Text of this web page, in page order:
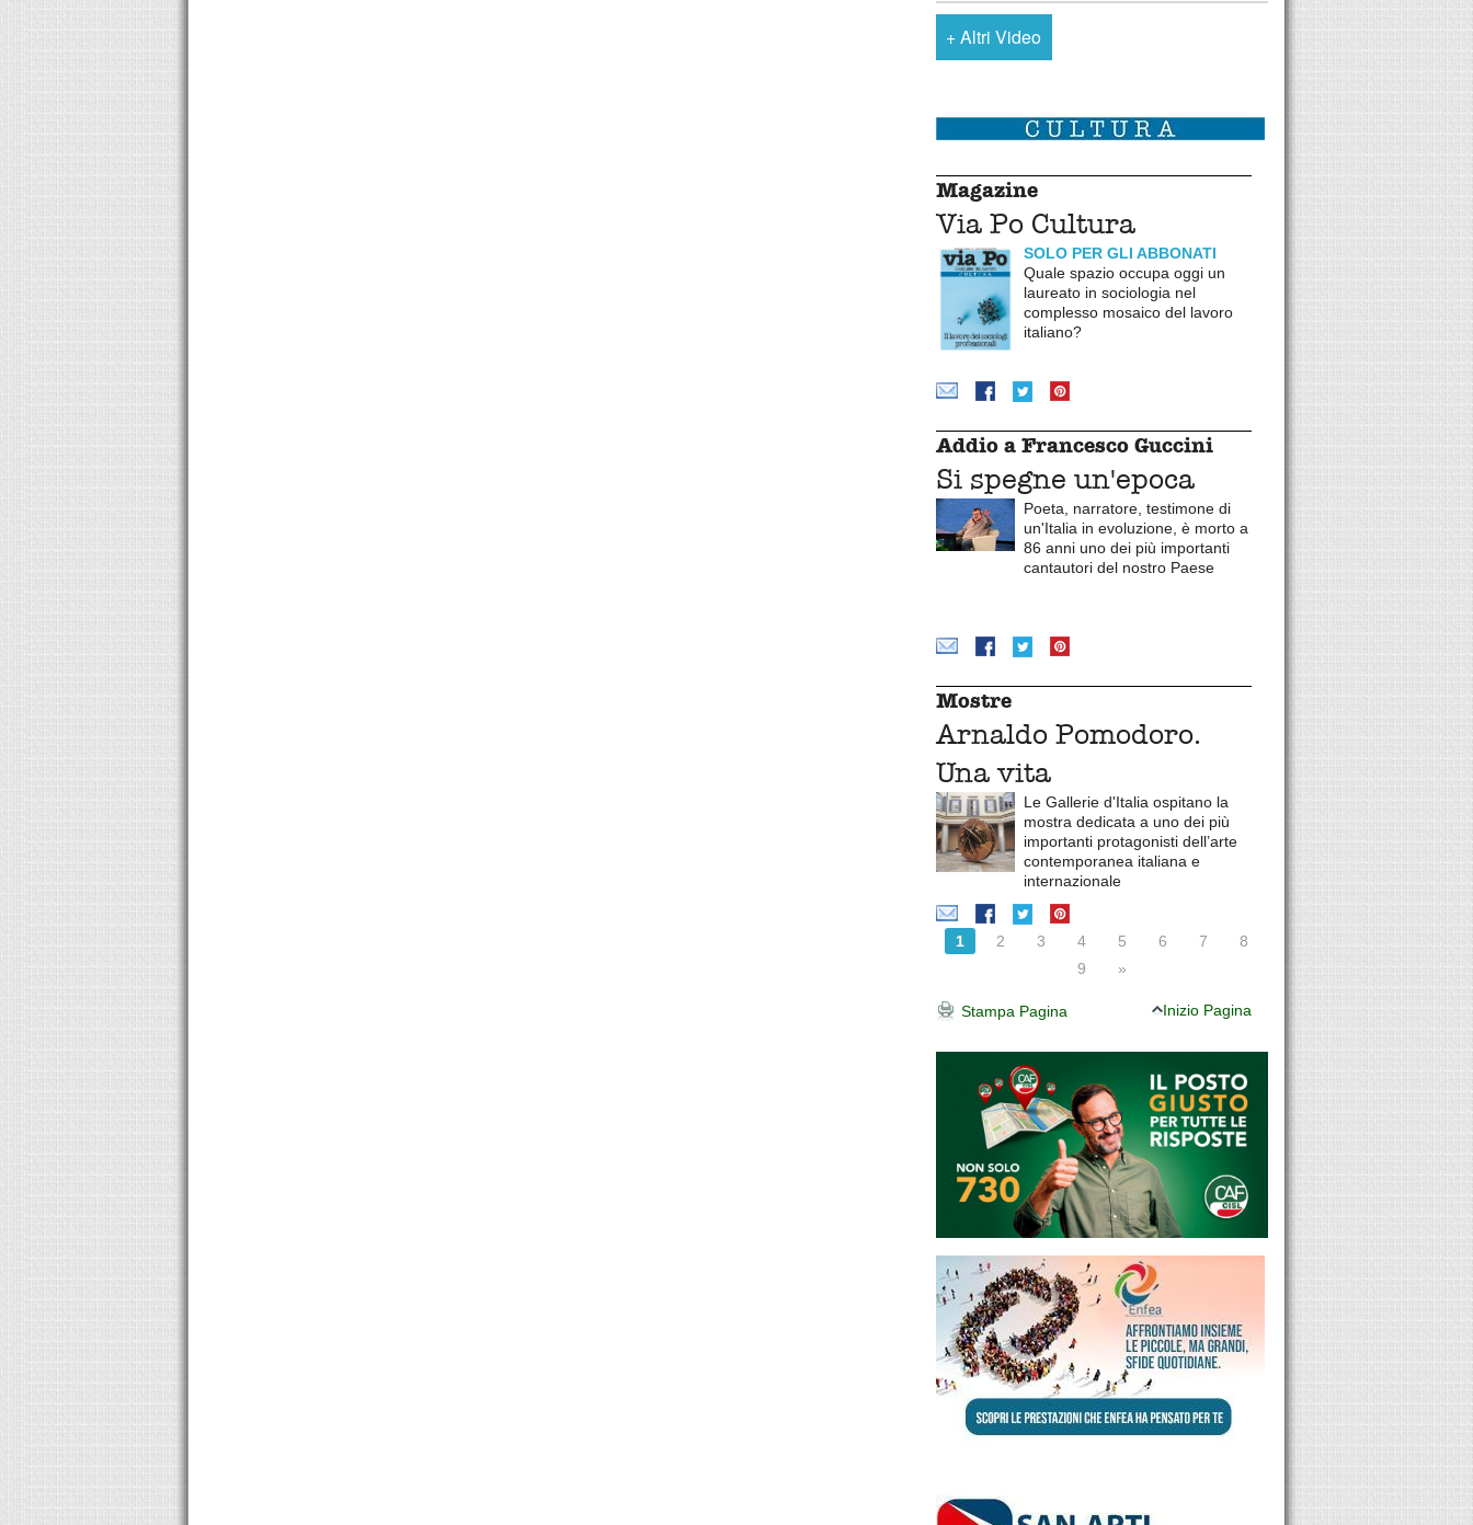
+Altri Video
Magazine
Via Po Cultura
SOLO PER GLI ABBONATI
Quale spazio occupa oggi un
laureato in sociologia nel
complesso mosaico del lavoro
italiano?
Addio a Francesco Guccini
Si spegne un'epoca
Poeta, narratore, testimone di
un'Italia in evoluzione, è morto a
86 anni uno dei più importanti
cantautori del nostro Paese
Mostre
Arnaldo Pomodoro.
Una vita
Le Gallerie d'Italia ospitano la
mostra dedicata a uno dei più
importanti protagonisti dell’arte
contemporanea italiana e
internazionale
1 2 3 4 5 6 7
8
9
»
Stampa Pagina Inizio Pagina